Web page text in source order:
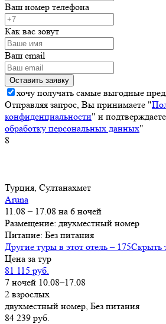
Ваш номер телефона
Как вас зовут
Ваш email
хочу получать самые выгодные
Отправляя запрос, Вы принимаете "
конфиденциальности" и
обработку персональных данных"
8
Турция, Султанахмет
Aruna
11.08 – 17.08 на 6 ночей
Размещение: двухместный номер
Питание: Без питания
Другие туры в этот отель – 175Скрыть
Цена за тур
81 115 руб.
7 ночей 10.08–17.08
2 взрослых
двухместный номер, Без питания
84 239 руб.